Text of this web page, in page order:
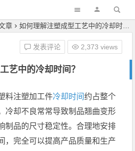
章 如何理解注塑成型工艺中的冷却时间？
艺中的冷却时间？
发表评论 2,373 views
料注塑加工件冷却时间约占整个
冷却不良常常导致制品翘曲变形
制品的尺寸稳定性。合理地安排
，完全可以提高产品质量和生产